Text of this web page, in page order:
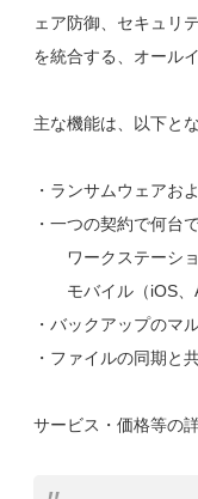
ェア防御、セキュリ
を統合する、オール
主な機能は、以下と
・ランサムウェアお
・一つの契約で何台
ワークステーショ
モバイル（iOS、
・バックアップのマ
・ファイルの同期と
サービス・価格等の